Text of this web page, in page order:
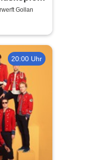
Gollan
20:00 Uhr